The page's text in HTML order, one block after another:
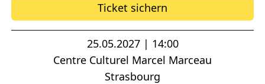
Ticket sichern
25.05.2027 | 14:00
Centre Culturel Marcel Marceau
Strasbourg